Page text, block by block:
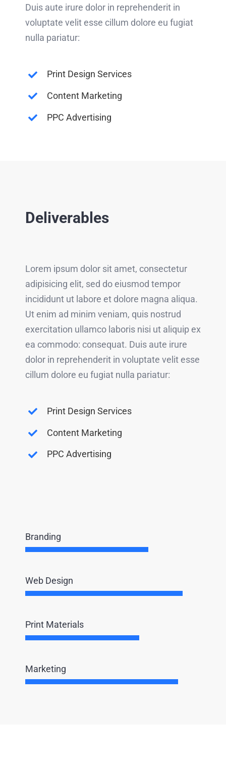
Duis aute irure dolor in reprehenderit in
voluptate velit esse cillum dolore eu fugiat
nulla pariatur:
Print Design Services
Content Marketing
PPC Advertising
Deliverables
Lorem ipsum dolor sit amet, consectetur
adipisicing elit, sed do eiusmod tempor
incididunt ut labore et dolore magna aliqua.
Ut enim ad minim veniam, quis nostrud
exercitation ullamco laboris nisi ut aliquip ex
ea commodo: consequat. Duis aute irure
dolor in reprehenderit in voluptate velit esse
cillum dolore eu fugiat nulla pariatur:
Print Design Services
Content Marketing
PPC Advertising
Branding
Web Design
Print Materials
Marketing